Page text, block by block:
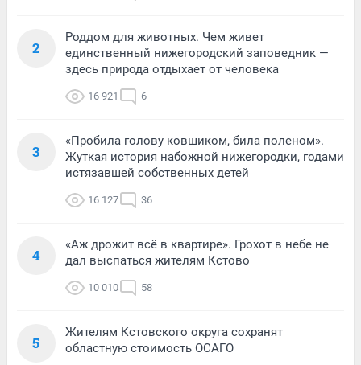
2
Роддом для животных. Чем живет
единственный нижегородский заповедник —
здесь природа отдыхает от человека
16 921 6
3
«Пробила голову ковшиком, била поленом».
Жуткая история набожной нижегородки, годами
истязавшей собственных детей
16 127 36
4
«Аж дрожит всё в квартире». Грохот в небе не
дал выспаться жителям Кстово
10 010 58
5
Жителям Кстовского округа сохранят
областную стоимость ОСАГО